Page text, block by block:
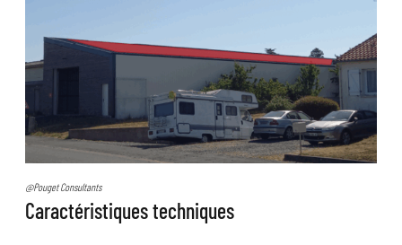
@Pouget Consultants
Caractéristiques techniques